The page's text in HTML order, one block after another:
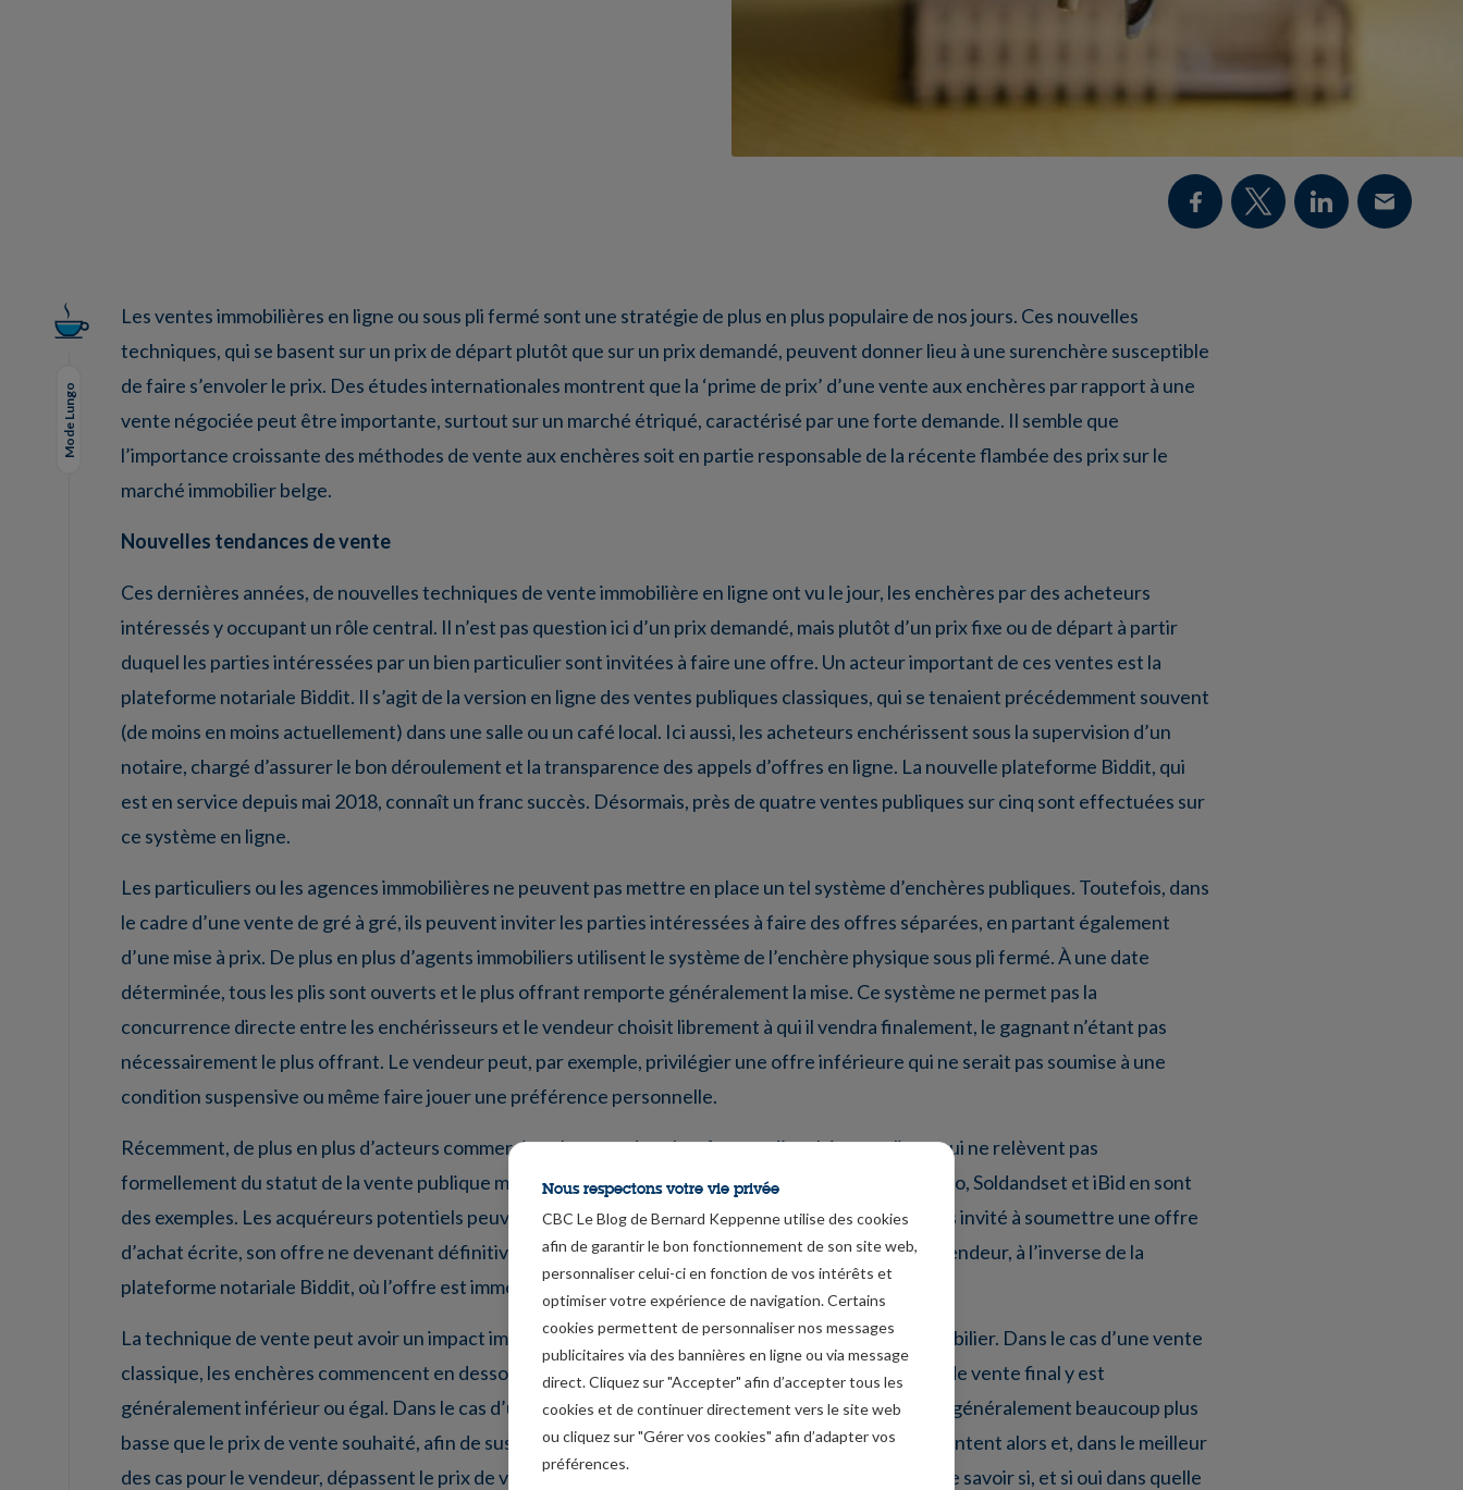
Mode Lungo
Les ventes immobilières en ligne ou sous pli fermé sont une stratégie de plus en plus populaire de nos jours. Ces nouvelles
techniques, qui se basent sur un prix de départ plutôt que sur un prix demandé, peuvent donner lieu à une surenchère susceptible
de faire s’envoler le prix. Des études internationales montrent que la ‘prime de prix’ d’une vente aux enchères par rapport à une
vente négociée peut être importante, surtout sur un marché étriqué, caractérisé par une forte demande. Il semble que
l’importance croissante des méthodes de vente aux enchères soit en partie responsable de la récente flambée des prix sur le
marché immobilier belge.
Nouvelles tendances de vente
Ces dernières années, de nouvelles techniques de vente immobilière en ligne ont vu le jour, les enchères par des acheteurs
intéressés y occupant un rôle central. Il n’est pas question ici d’un prix demandé, mais plutôt d’un prix fixe ou de départ à partir
duquel les parties intéressées par un bien particulier sont invitées à faire une offre. Un acteur important de ces ventes est la
plateforme notariale Biddit. Il s’agit de la version en ligne des ventes publiques classiques, qui se tenaient précédemment souvent
(de moins en moins actuellement) dans une salle ou un café local. Ici aussi, les acheteurs enchérissent sous la supervision d’un
notaire, chargé d’assurer le bon déroulement et la transparence des appels d’offres en ligne. La nouvelle plateforme Biddit, qui
est en service depuis mai 2018, connaît un franc succès. Désormais, près de quatre ventes publiques sur cinq sont effectuées sur
ce système en ligne.
Les particuliers ou les agences immobilières ne peuvent pas mettre en place un tel système d’enchères publiques. Toutefois, dans
le cadre d’une vente de gré à gré, ils peuvent inviter les parties intéressées à faire des offres séparées, en partant également
d’une mise à prix. De plus en plus d’agents immobiliers utilisent le système de l’enchère physique sous pli fermé. À une date
déterminée, tous les plis sont ouverts et le plus offrant remporte généralement la mise. Ce système ne permet pas la
concurrence directe entre les enchérisseurs et le vendeur choisit librement à qui il vendra finalement, le gagnant n’étant pas
nécessairement le plus offrant. Le vendeur peut, par exemple, privilégier une offre inférieure qui ne serait pas soumise à une
condition suspensive ou même faire jouer une préférence personnelle.
Récemment, de plus en plus d’acteurs commerciaux lancent des plateformes d’enchères en ligne qui ne relèvent pas
formellement du statut de la vente publique mais s’y apparentent largement dans la pratique. Bidimo, Soldandset et iBid en sont
des exemples. Les acquéreurs potentiels peuvent y faire une offre en ligne. Le plus offrant est alors invité à soumettre une offre
d’achat écrite, son offre ne devenant définitive que lorsque le document a été contresigné par le vendeur, à l’inverse de la
plateforme notariale Biddit, où l’offre est immédiatement contraignante pour l’acheteur.
La technique de vente peut avoir un impact important sur la dynamique des prix sur le marché immobilier. Dans le cas d’une vente
classique, les enchères commencent en dessous du prix demandé (fixé à un niveau élevé) et le prix de vente final y est
généralement inférieur ou égal. Dans le cas d’une vente dynamique par enchères, la mise à prix est généralement beaucoup plus
basse que le prix de vente souhaité, afin de susciter le plus grand intérêt possible. Les offres augmentent alors et, dans le meilleur
des cas pour le vendeur, dépassent le prix de vente souhaité. Une question intéressante est donc de savoir si, et si oui dans quelle
Nous respectons votre vie privée
CBC Le Blog de Bernard Keppenne utilise des cookies
afin de garantir le bon fonctionnement de son site web,
personnaliser celui-ci en fonction de vos intérêts et
optimiser votre expérience de navigation. Certains
cookies permettent de personnaliser nos messages
publicitaires via des bannières en ligne ou via message
direct. Cliquez sur "Accepter" afin d’accepter tous les
cookies et de continuer directement vers le site web
ou cliquez sur "Gérer vos cookies" afin d’adapter vos
préférences.